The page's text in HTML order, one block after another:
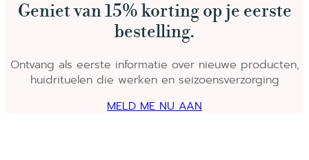
Geniet van 15% korting op je eerste
bestelling.
Ontvang als eerste informatie over nieuwe producten,
huidrituelen die werken en seizoensverzorging
MELD ME NU AAN